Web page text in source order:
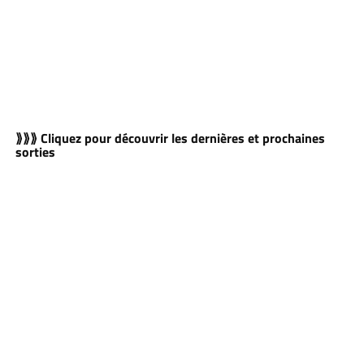
⟫⟫⟫ Cliquez pour découvrir les dernières et prochaines
sorties